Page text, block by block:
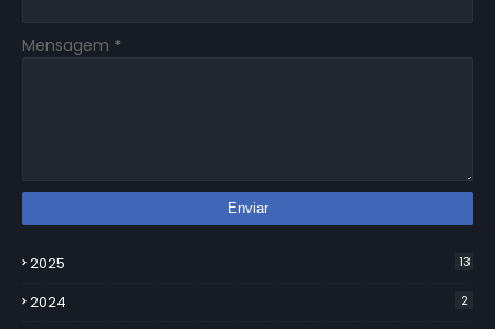
Mensagem *
2025 13
2024 2